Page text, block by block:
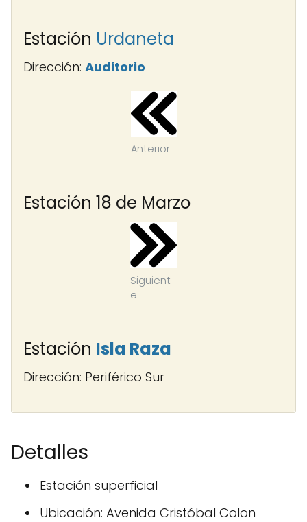
Estación Urdaneta
Dirección: Auditorio
Anterior
Estación 18 de Marzo
Siguient
e
Estación Isla Raza
Dirección: Periférico Sur
Detalles
Estación superficial
Ubicación: Avenida Cristóbal Colon